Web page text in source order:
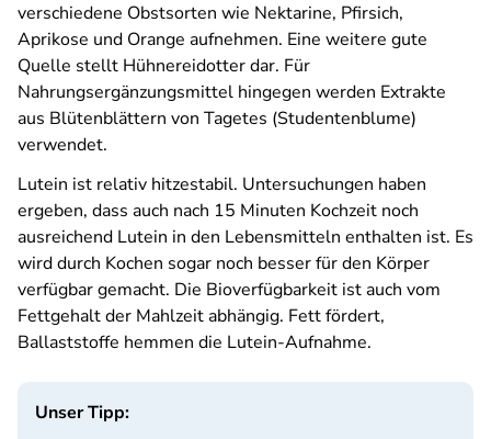
verschiedene Obstsorten wie Nektarine, Pfirsich,
Aprikose und Orange aufnehmen. Eine weitere gute
Quelle stellt Hühnereidotter dar. Für
Nahrungsergänzungsmittel hingegen werden Extrakte
aus Blütenblättern von Tagetes (Studentenblume)
verwendet.
Lutein ist relativ hitzestabil. Untersuchungen haben
ergeben, dass auch nach 15 Minuten Kochzeit noch
ausreichend Lutein in den Lebensmitteln enthalten ist. Es
wird durch Kochen sogar noch besser für den Körper
verfügbar gemacht. Die Bioverfügbarkeit ist auch vom
Fettgehalt der Mahlzeit abhängig. Fett fördert,
Ballaststoffe hemmen die Lutein-Aufnahme.
Unser Tipp: